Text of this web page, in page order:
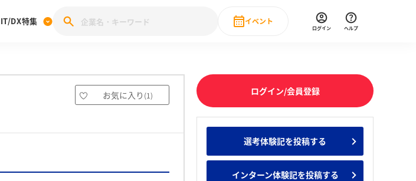
記投稿キャンペーン
みんなの新卒就職人気企業ランキング みんなのインターン人気企業ランキ
DX特集
28卒 IT・DX現場社員インタビュー
イベント
直近のイベント一覧
ログイン ヘルプ
お気に入り (1)
ログイン/会員登録
選考体験記を投稿する
インターン体験記を投稿する